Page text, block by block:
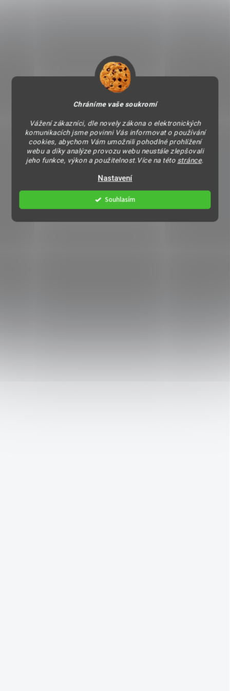
Chráníme vaše soukromí
Vážení zákazníci, dle novely zákona o elektronických
komunikacích jsme povinni Vás informovat o používání
cookies, abychom Vám umožnili pohodlné prohlížení
webu a díky analýze provozu webu neustále zlepšovali
jeho funkce, výkon a použitelnost.Více na této stránce.
Nastavení
Souhlasím